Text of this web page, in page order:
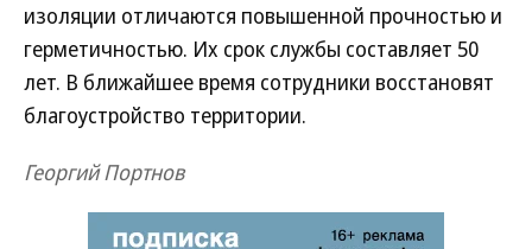
изоляции отличаются повышенной прочностью и
герметичностью. Их срок службы составляет 50
лет. В ближайшее время сотрудники восстановят
благоустройство территории.
Георгий Портнов